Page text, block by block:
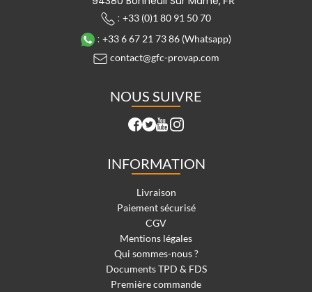
: +33 (0)1 80 91 50 70
: +33 6 67 21 73 86 (Whatsapp)
contact@gfc-provap.com
NOUS SUIVRE
INFORMATION
Livraison
Paiement sécurisé
CGV
Mentions légales
Qui sommes-nous ?
Documents TPD & FDS
Première commande